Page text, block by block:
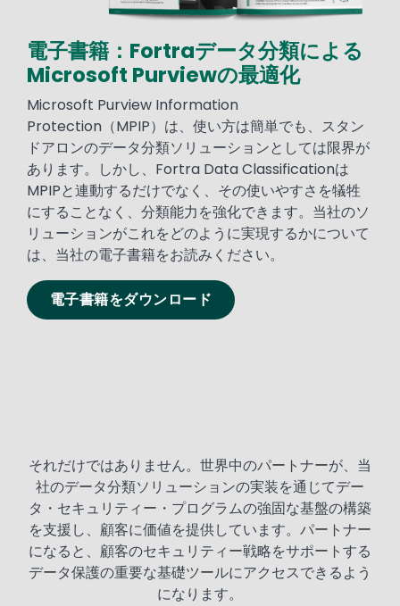
電子書籍：Fortraデータ分類による
Microsoft Purviewの最適化
Microsoft Purview Information
Protection（MPIP）は、使い方は簡単でも、スタン
ドアロンのデータ分類ソリューションとしては限界が
あります。しかし、Fortra Data Classificationは
MPIPと連動するだけでなく、その使いやすさを犠牲
にすることなく、分類能力を強化できます。当社のソ
リューションがこれをどのように実現するかについて
は、当社の電子書籍をお読みください。
電子書籍をダウンロード
それだけではありません。世界中のパートナーが、当
社のデータ分類ソリューションの実装を通じてデー
タ・セキュリティー・プログラムの強固な基盤の構築
を支援し、顧客に価値を提供しています。パートナー
になると、顧客のセキュリティー戦略をサポートする
データ保護の重要な基礎ツールにアクセスできるよう
になります。